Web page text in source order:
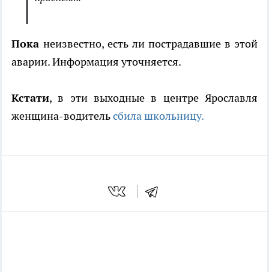
Пока неизвестно, есть ли пострадавшие в этой
аварии. Информация уточняется.
Кстати, в эти выходные в центре Ярославля
женщина-водительсбила школьницу.